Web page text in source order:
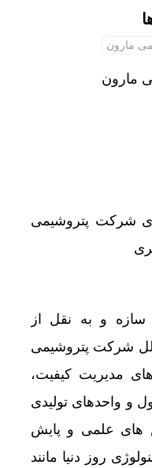
مارون
مارون
دلاری شرکت پتروشیمی
و به نقل از
شرکت پتروشیمی
مدیریت کیفیت،
و واحدهای تولیدی
های علمی و پایش
روز دنیا مانند